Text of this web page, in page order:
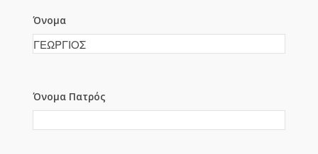
Όνομα
Όνομα Πατρός